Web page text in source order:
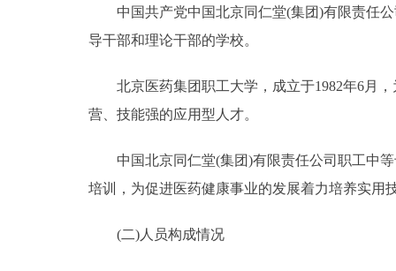
中国共产党中国北京同仁堂(集团)有限责任公
导干部和理论干部的学校。
北京医药集团职工大学，成立于1982年6月，
营、技能强的应用型人才。
中国北京同仁堂(集团)有限责任公司职工中等
培训，为促进医药健康事业的发展着力培养实用
(二)人员构成情况